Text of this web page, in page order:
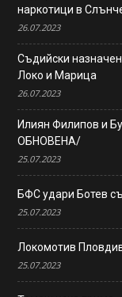
наркотици в
26.07.2023
Съдийски
Локо и Марица
26.07.2023
Илиян Филипов и
ОБНОВЕНА/
25.07.2023
БФС удари Ботев
25.07.2023
Локомотив
25.07.2023